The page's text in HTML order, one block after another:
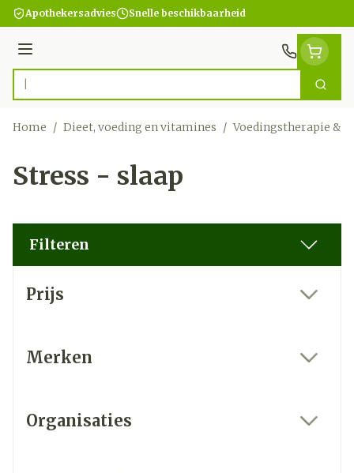
Ga naar de inhoud
Apothekersadvies Snelle beschikbaarheid
Menu
Product, merk, categorie... Zoek
Home / Dieet, voeding en vitamines / Voedingstherapie &
Stress - slaap
Filteren
Prijs
Merken
Organisaties